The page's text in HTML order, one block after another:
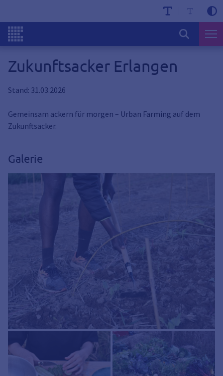
Zukunftsacker Erlangen
Stand: 31.03.2026
Gemeinsam ackern für morgen – Urban Farming auf dem
Zukunftsacker.
Galerie